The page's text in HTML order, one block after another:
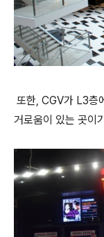
또한, CGV가 L3층
거로움이 있는 곳이